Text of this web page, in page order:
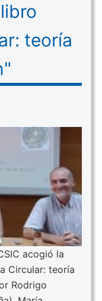
teoría
acogió la
Circular: teoría
Rodrigo